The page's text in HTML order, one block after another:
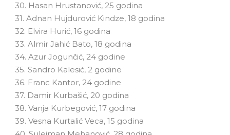
30. Hasan Hrustanović, 25 godina
31. Adnan Hujdurović Kindze, 18 godina
32. Elvira Hurić, 16 godina
33. Almir Jahić Bato, 18 godina
34. Azur Jogunčić, 24 godine
35. Sandro Kalesić, 2 godine
36. Franc Kantor, 24 godine
37. Damir Kurbašić, 20 godina
38. Vanja Kurbegović, 17 godina
39. Vesna Kurtalić Veca, 15 godina